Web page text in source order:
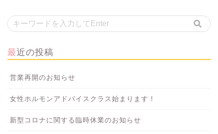
最近の投稿
営業再開のお知らせ
女性ホルモンアドバイスクラス始まります！
新型コロナに関する臨時休業のお知らせ